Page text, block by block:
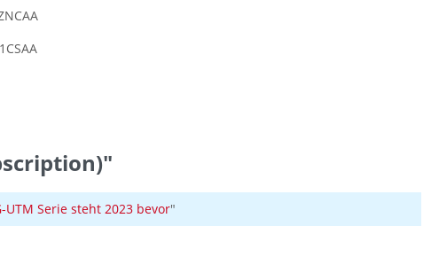
Serie steht 2023 bevor"